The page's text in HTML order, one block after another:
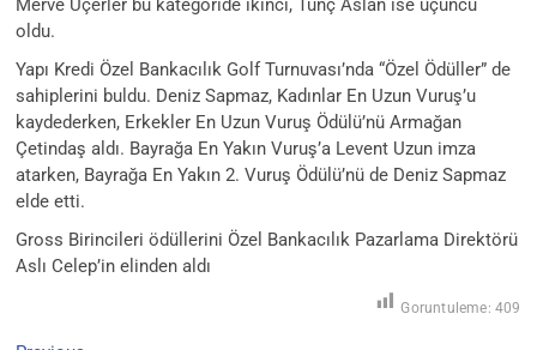
Merve Üçerler bu kategoride ikinci, Tunç Aslan ise üçüncü
oldu.
Yapı Kredi Özel Bankacılık Golf Turnuvası’nda “Özel Ödüller” de
sahiplerini buldu. Deniz Sapmaz, Kadınlar En Uzun Vuruş’u
kaydederken, Erkekler En Uzun Vuruş Ödülü’nü Armağan
Çetindaş aldı. Bayrağa En Yakın Vuruş’a Levent Uzun imza
atarken, Bayrağa En Yakın 2. Vuruş Ödülü’nü de Deniz Sapmaz
elde etti.
Gross Birincileri ödüllerini Özel Bankacılık Pazarlama Direktörü
Aslı Celep’in elinden aldı
Goruntuleme: 409